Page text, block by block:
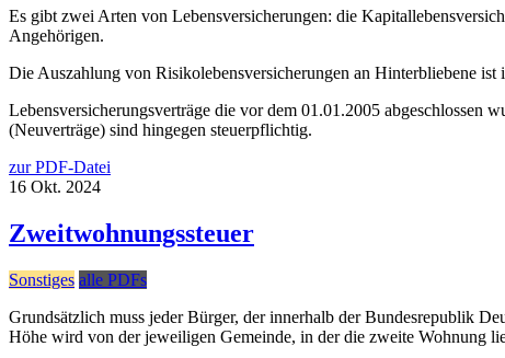
Es gibt zwei Arten von Lebensversicherungen: die
Angehörigen.
Die Auszahlung von Risikolebensversicherungen an Hinterbliebene ist
Lebensversicherungsverträge die vor dem 01.01.2005 abgeschlossen
(Neuverträge) sind hingegen steuerpflichtig.
zur PDF-Datei
16 Okt. 2024
Zweitwohnungssteuer
Sonstiges alle PDFs
Grundsätzlich muss jeder Bürger, der innerhalb der Bundesrepublik
Höhe wird von der jeweiligen Gemeinde, in der die zweite Wohnung